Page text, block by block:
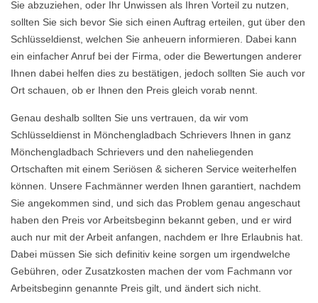
Sie abzuziehen, oder Ihr Unwissen als Ihren Vorteil zu nutzen,
sollten Sie sich bevor Sie sich einen Auftrag erteilen, gut über den
Schlüsseldienst, welchen Sie anheuern informieren. Dabei kann
ein einfacher Anruf bei der Firma, oder die Bewertungen anderer
Ihnen dabei helfen dies zu bestätigen, jedoch sollten Sie auch vor
Ort schauen, ob er Ihnen den Preis gleich vorab nennt.
Genau deshalb sollten Sie uns vertrauen, da wir vom
Schlüsseldienst in Mönchengladbach Schrievers Ihnen in ganz
Mönchengladbach Schrievers und den naheliegenden
Ortschaften mit einem Seriösen & sicheren Service weiterhelfen
können. Unsere Fachmänner werden Ihnen garantiert, nachdem
Sie angekommen sind, und sich das Problem genau angeschaut
haben den Preis vor Arbeitsbeginn bekannt geben, und er wird
auch nur mit der Arbeit anfangen, nachdem er Ihre Erlaubnis hat.
Dabei müssen Sie sich definitiv keine sorgen um irgendwelche
Gebühren, oder Zusatzkosten machen der vom Fachmann vor
Arbeitsbeginn genannte Preis gilt, und ändert sich nicht.